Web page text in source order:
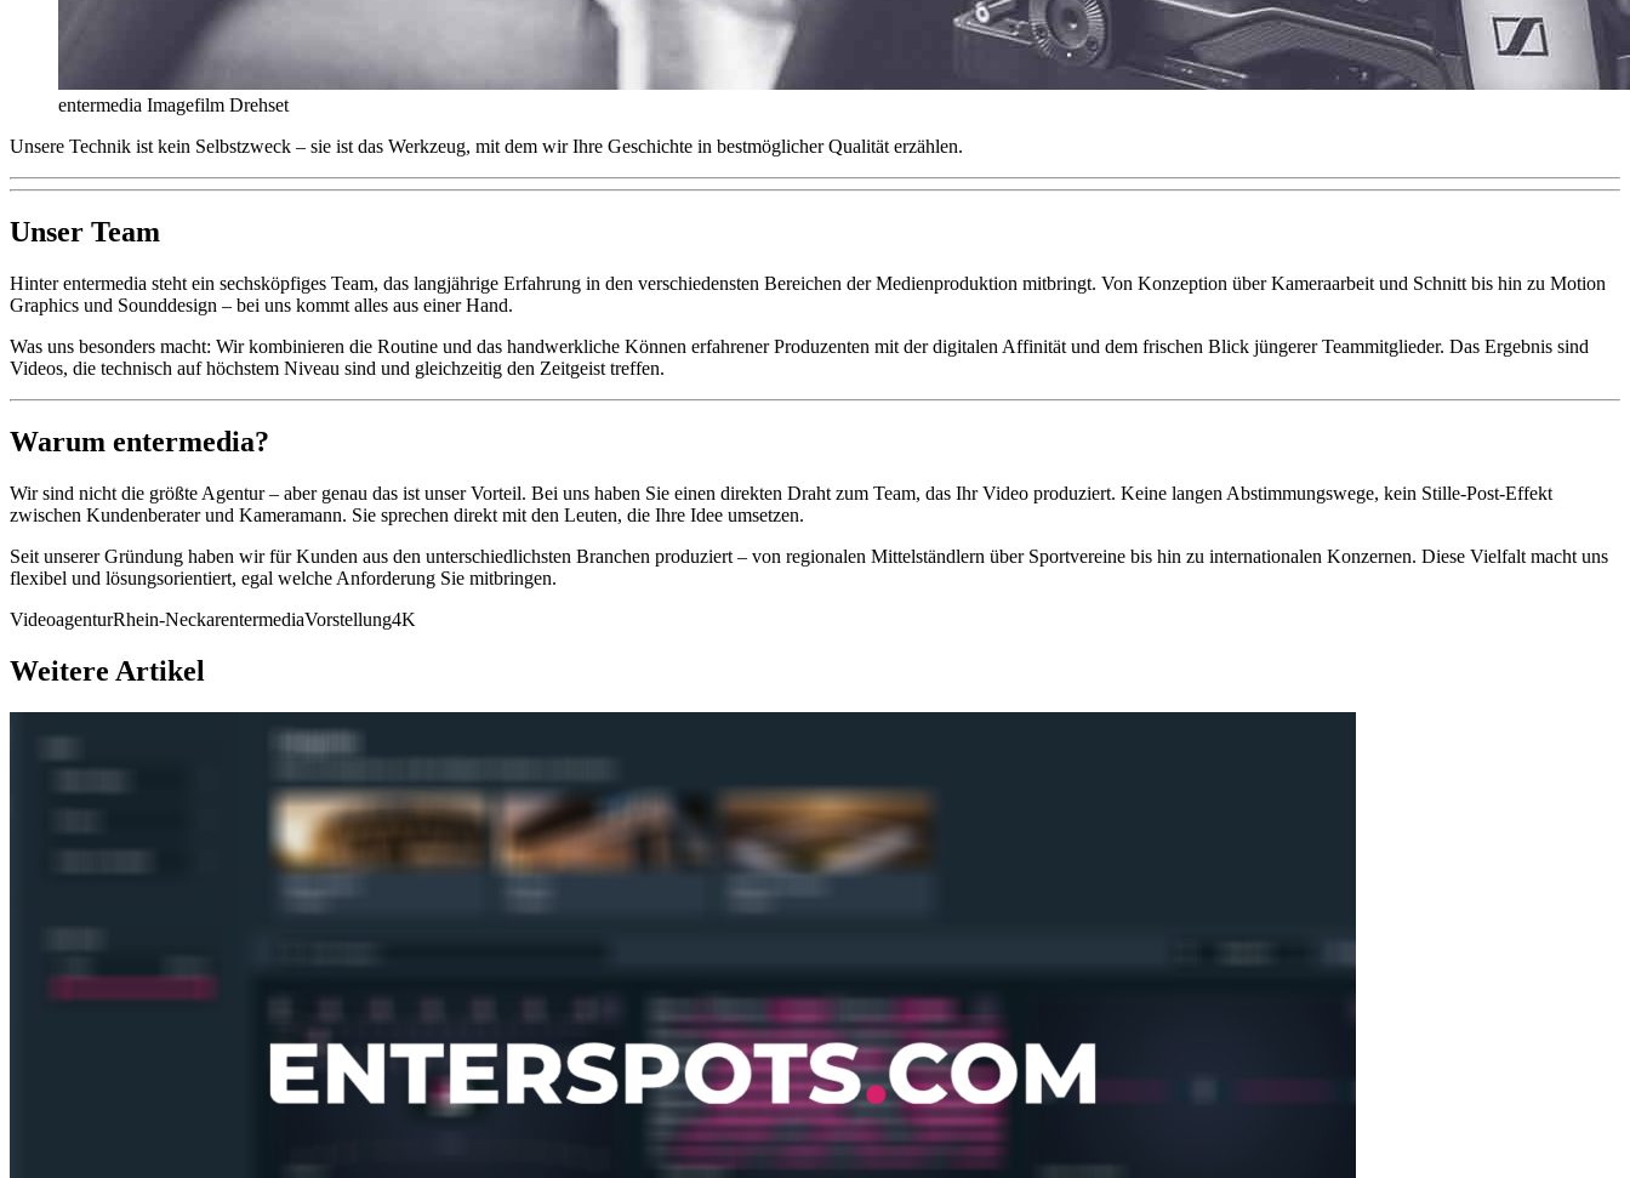
entermedia Imagefilm Drehset
Unsere Technik ist kein Selbstzweck – sie ist das Werkzeug, mit dem wir Ihre Geschichte in bestmöglicher Qualität erzählen.
Unser Team
Hinter entermedia steht ein sechsköpfiges Team, das langjährige Erfahrung in den verschiedensten Bereichen der Medienproduktion mitbringt. Von Konzeption über Kameraarbeit und Schnitt bis hin zu Motion
Graphics und Sounddesign – bei uns kommt alles aus einer Hand.
Was uns besonders macht: Wir kombinieren die Routine und das handwerkliche Können erfahrener Produzenten mit der digitalen Affinität und dem frischen Blick jüngerer Teammitglieder. Das Ergebnis sind
Videos, die technisch auf höchstem Niveau sind und gleichzeitig den Zeitgeist treffen.
Warum entermedia?
Wir sind nicht die größte Agentur – aber genau das ist unser Vorteil. Bei uns haben Sie einen direkten Draht zum Team, das Ihr Video produziert. Keine langen Abstimmungswege, kein Stille-Post-Effekt
zwischen Kundenberater und Kameramann. Sie sprechen direkt mit den Leuten, die Ihre Idee umsetzen.
Seit unserer Gründung haben wir für Kunden aus den unterschiedlichsten Branchen produziert – von regionalen Mittelständlern über Sportvereine bis hin zu internationalen Konzernen. Diese Vielfalt macht uns
flexibel und lösungsorientiert, egal welche Anforderung Sie mitbringen.
VideoagenturRhein-NeckarentermediaVorstellung4K
Weitere Artikel